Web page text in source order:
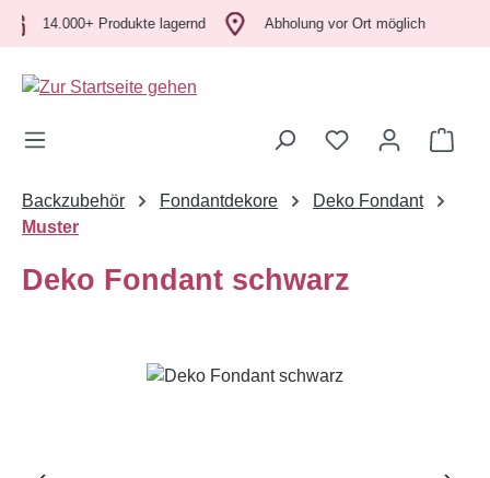
Zum Hauptinhalt springen
14.000+ Produkte lagernd Abholung vor Ort möglich
Backzubehör Fondantdekore
Deko Fondant
Muster
Deko Fondant schwarz
Bildergalerie überspringen